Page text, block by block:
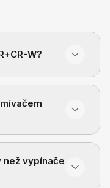
W?
než vypínače